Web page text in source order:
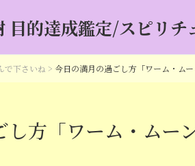
目的達成鑑定/スピリチ
で下さいね > 今日の満月の過ごし方「ワーム・ムー
方「ワーム・ムーン